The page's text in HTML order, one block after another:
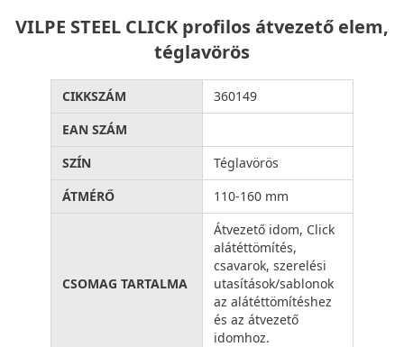
VILPE STEEL CLICK profilos átvezető elem,
téglavörös
CIKKSZÁM
360149
EAN SZÁM
SZÍN
Téglavörös
ÁTMÉRŐ
110-160 mm
CSOMAG TARTALMA
Átvezető idom, Click
alátéttömítés,
csavarok, szerelési
utasítások/sablonok
az alátéttömítéshez
és az átvezető
idomhoz.